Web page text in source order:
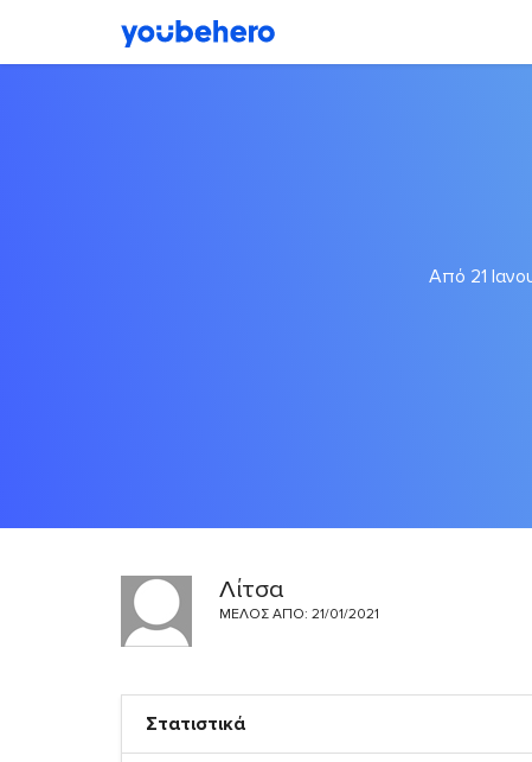
Από 21
Λίτσα
ΜΈΛΟΣ ΑΠΌ: 21/01/2021
Στατιστικά